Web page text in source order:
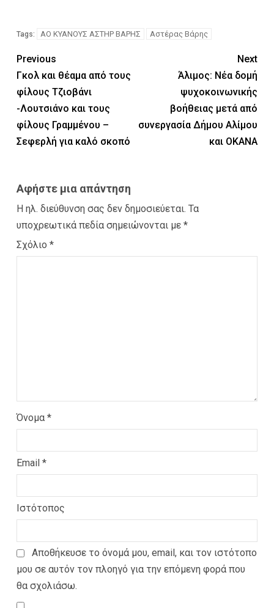
Tags: ΑΟ ΚΥΑΝΟΥΣ ΑΣΤΗΡ ΒΑΡΗΣ Αστέρας Βάρης
Previous
Γκολ και θέαμα από τους
φίλους Τζιοβάνι
-Λουτσιάνο και τους
φίλους Γραμμένου –
Σεφερλή για καλό σκοπό
Next
Άλιμος: Νέα δομή
ψυχοκοινωνικής
βοήθειας μετά από
συνεργασία Δήμου Αλίμου
και ΟΚΑΝΑ
Αφήστε μια απάντηση
Η ηλ. διεύθυνση σας δεν δημοσιεύεται. Τα
υποχρεωτικά πεδία σημειώνονται με *
Σχόλιο *
Όνομα *
Email *
Ιστότοπος
Αποθήκευσε το όνομά μου, email, και τον ιστότοπο
μου σε αυτόν τον πλοηγό για την επόμενη φορά που
θα σχολιάσω.